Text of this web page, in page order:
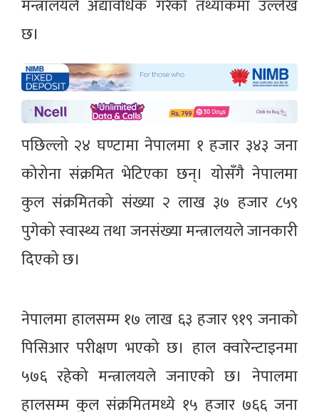
मन्त्रालयले अद्यावधिक गरेको तथ्यांकमा उल्लेख
छ।
पछिल्लो २४ घण्टामा नेपालमा १ हजार ३४३ जना
कोरोना संक्रमित भेटिएका छन्। योसँगै नेपालमा
कुल संक्रमितको संख्या २ लाख ३७ हजार ८५९
पुगेको स्वास्थ्य तथा जनसंख्या मन्त्रालयले जानकारी
दिएको छ।
नेपालमा हालसम्म १७ लाख ६३ हजार ९१९ जनाको
पिसिआर परीक्षण भएको छ। हाल क्वारेन्टाइनमा
५७६ रहेको मन्त्रालयले जनाएको छ। नेपालमा
हालसम्म कुल संक्रमितमध्ये १५ हजार ७६६ जना